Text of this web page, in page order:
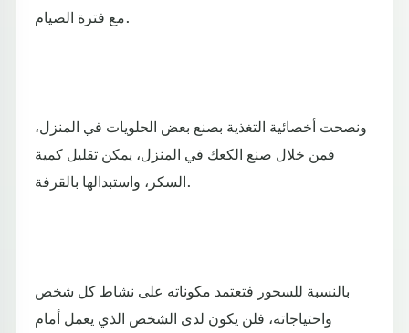
مع فترة الصيام.
ونصحت أخصائية التغذية بصنع بعض الحلويات في المنزل،
فمن خلال صنع الكعك في المنزل، يمكن تقليل كمية
السكر، واستبدالها بالقرفة.
بالنسبة للسحور فتعتمد مكوناته على نشاط كل شخص
واحتياجاته، فلن يكون لدى الشخص الذي يعمل أمام